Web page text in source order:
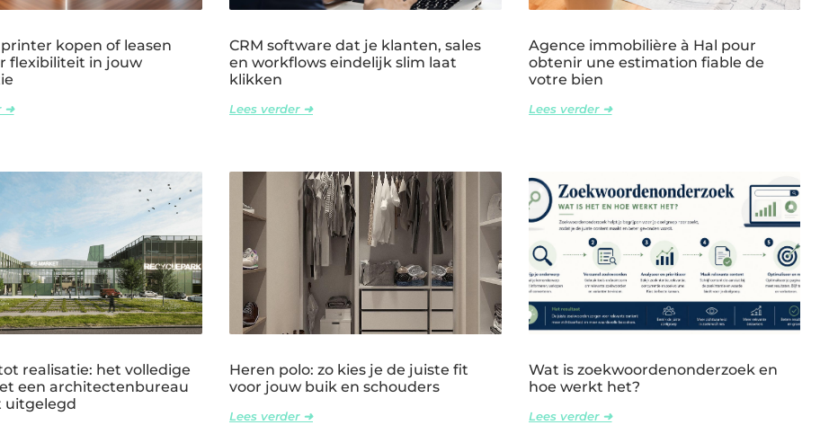
kopen of leasen
flexibiliteit in jouw
➜
CRM software dat je klanten, sales
en workflows eindelijk slim laat
klikken
Lees verder ➜
Agence immobilière à Hal pour
obtenir une estimation fiable de
votre bien
Lees verder ➜
realisatie: het volledige
een architectenbureau
uitgelegd
Heren polo: zo kies je de juiste fit
voor jouw buik en schouders
Lees verder ➜
Wat is zoekwoordenonderzoek en
hoe werkt het?
Lees verder ➜